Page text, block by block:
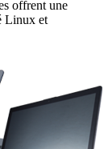
offrent une
Linux et